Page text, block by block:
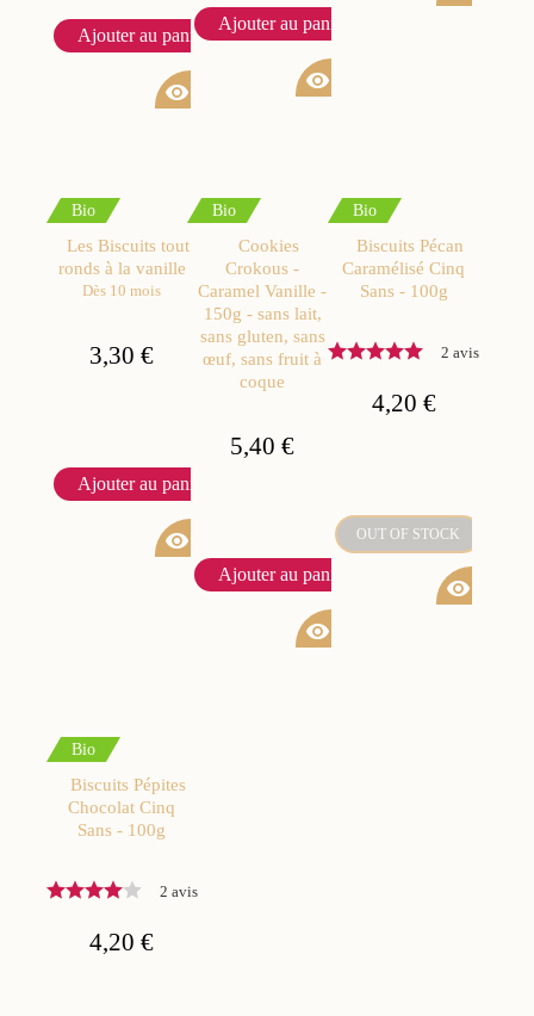
Ajouter au panier
visibility
Ajouter au panier
visibility
Bio
Les Biscuits tout
ronds à la vanille
Dès 10 mois
3,30 €
Ajouter au panier
visibility
Bio
Cookies
Crokous -
Caramel Vanille -
150g - sans lait,
sans gluten, sans
œuf, sans fruit à
coque
5,40 €
Ajouter au panier
visibility
Bio
Biscuits Pécan
Caramélisé Cinq
Sans - 100g
2 avis
4,20 €
OUT OF STOCK
visibility
Bio
Biscuits Pépites
Chocolat Cinq
Sans - 100g
2 avis
4,20 €